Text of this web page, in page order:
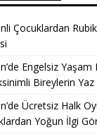
Çocuklardan
Engelsiz Yaşam
Bireylerin Yaz
Ücretsiz Halk
Yoğun İlgi